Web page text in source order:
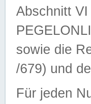
Abschnitt
sowie die
/679) und
Für jeden